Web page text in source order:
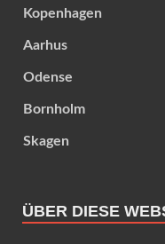
Kopenhagen
Aarhus
Odense
Bornholm
Skagen
ÜBER DIESE